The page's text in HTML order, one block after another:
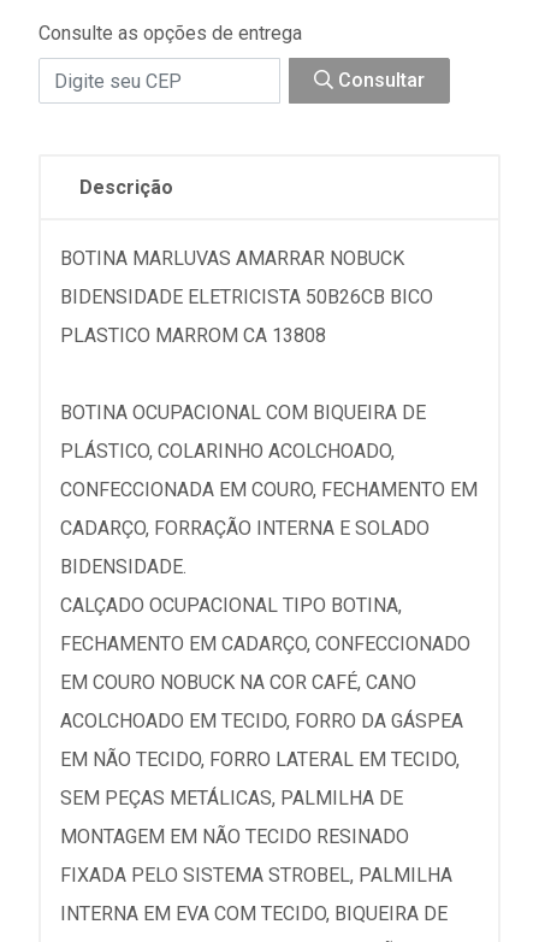
Consulte as opções de entrega
Consultar
Descrição
BOTINA MARLUVAS AMARRAR NOBUCK
BIDENSIDADE ELETRICISTA 50B26CB BICO
PLASTICO MARROM CA 13808
BOTINA OCUPACIONAL COM BIQUEIRA DE
PLÁSTICO, COLARINHO ACOLCHOADO,
CONFECCIONADA EM COURO, FECHAMENTO EM
CADARÇO, FORRAÇÃO INTERNA E SOLADO
BIDENSIDADE.
CALÇADO OCUPACIONAL TIPO BOTINA,
FECHAMENTO EM CADARÇO, CONFECCIONADO
EM COURO NOBUCK NA COR CAFÉ, CANO
ACOLCHOADO EM TECIDO, FORRO DA GÁSPEA
EM NÃO TECIDO, FORRO LATERAL EM TECIDO,
SEM PEÇAS METÁLICAS, PALMILHA DE
MONTAGEM EM NÃO TECIDO RESINADO
FIXADA PELO SISTEMA STROBEL, PALMILHA
INTERNA EM EVA COM TECIDO, BIQUEIRA DE